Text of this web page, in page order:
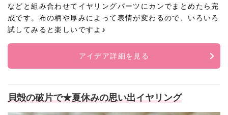
などと組み合わせてイヤリングパーツにカンでまとめたら完
成です。布の柄や厚みによって表情が変わるので、いろいろ
試してみると楽しいですよ♪
アイデア詳細を見る
貝殻の破片で★夏休みの思い出イヤリング